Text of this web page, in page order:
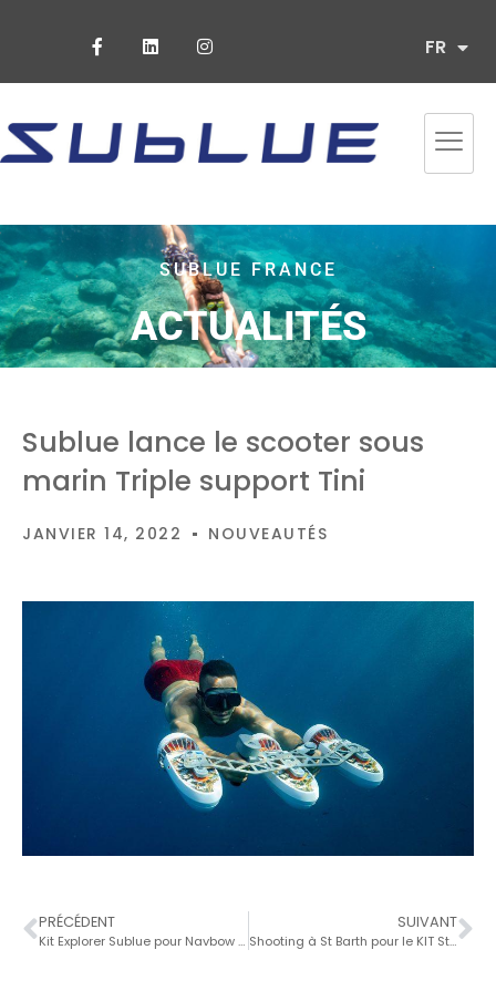
FR
PT
SUBLUE FRANCE
ACTUALITÉS
Sublue lance le scooter sous
marin Triple support Tini
JANVIER 14, 2022 NOUVEAUTÉS
PRÉCÉDENT
Kit Explorer Sublue pour Navbow et Navbow+
SUIVANT
Shooting à St Barth pour le KIT Stand-Up Paddle et le triple Tini